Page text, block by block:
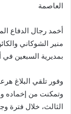
العاصمة
أخمد رجال الدفاع
منير الشوكاني
بمديرية السبعين في
وفور تلقي البلاغ
وتمكنت من إخماده
الثالث، خلال فترة